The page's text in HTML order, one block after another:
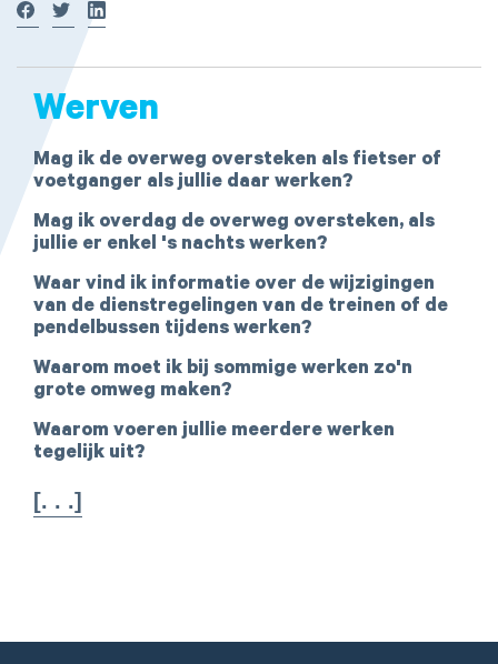
Werven
Mag ik de overweg oversteken als fietser of
voetganger als jullie daar werken?
Mag ik overdag de overweg oversteken, als
jullie er enkel 's nachts werken?
Waar vind ik informatie over de wijzigingen
van de dienstregelingen van de treinen of de
pendelbussen tijdens werken?
Waarom moet ik bij sommige werken zo'n
grote omweg maken?
Waarom voeren jullie meerdere werken
tegelijk uit?
[. . .]